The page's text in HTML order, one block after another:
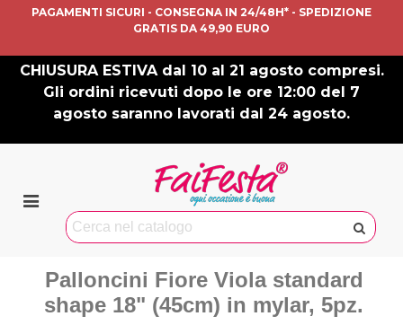
PAGAMENTI SICURI - CONSEGNA IN 24/48H* - SPEDIZIONE
GRATIS DA 49,90 EURO
CHIUSURA ESTIVA dal 10 al 21 agosto compresi.
Gli ordini ricevuti dopo le ore 12:00 del 7
agosto saranno lavorati dal 24 agosto.
Palloncini Fiore Viola standard
shape 18" (45cm) in mylar, 5pz.